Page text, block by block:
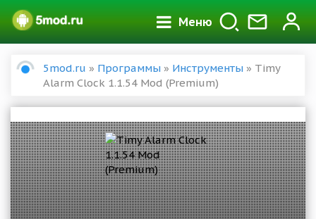
Меню
5mod.ru » Программы » Инструменты » Timy
Alarm Clock 1.1.54 Mod (Premium)